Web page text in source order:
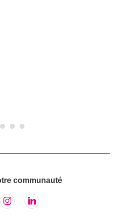
communauté